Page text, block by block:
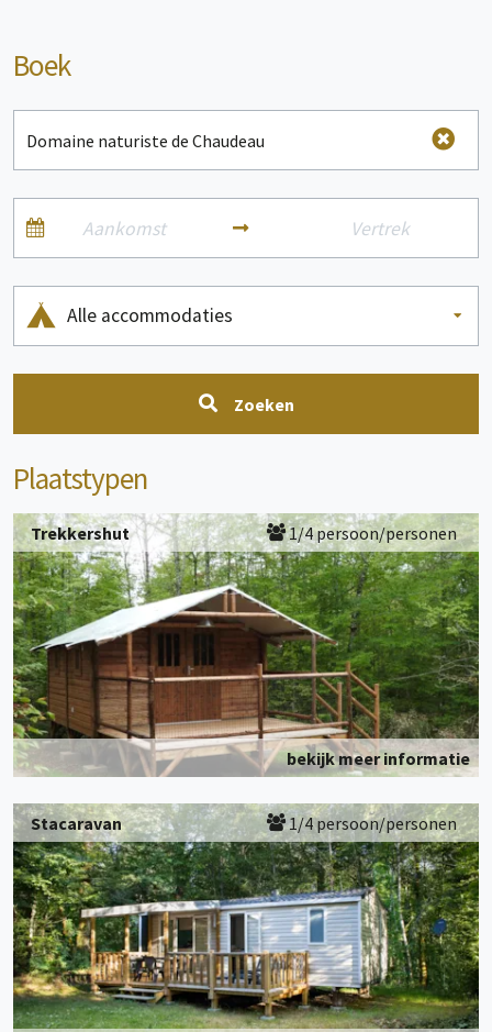
Boek
Alle accommodaties
Zoeken
Plaatstypen
Trekkershut 1/4 persoon/personen
bekijk meer informatie
Stacaravan 1/4 persoon/personen